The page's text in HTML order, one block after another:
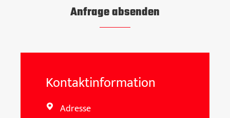
Anfrage absenden
Kontaktinformation
 Adresse